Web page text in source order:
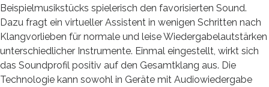
Beispielmusikstücks spielerisch den favorisierten Sound.
Dazu fragt ein virtueller Assistent in wenigen Schritten nach
Klangvorlieben für normale und leise Wiedergabelautstärken
unterschiedlicher Instrumente. Einmal eingestellt, wirkt sich
das Soundprofil positiv auf den Gesamtklang aus. Die
Technologie kann sowohl in Geräte mit Audiowiedergabe